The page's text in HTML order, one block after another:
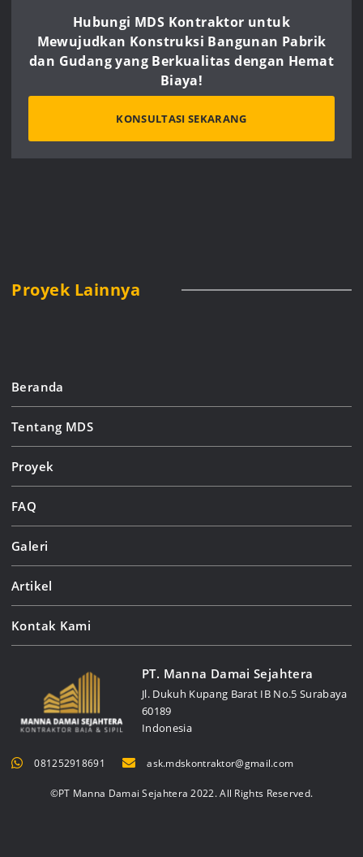
Hubungi MDS Kontraktor untuk
Mewujudkan Konstruksi Bangunan Pabrik
dan Gudang yang Berkualitas dengan Hemat
Biaya!
KONSULTASI SEKARANG
Proyek Lainnya
Beranda
Tentang MDS
Proyek
FAQ
Galeri
Artikel
Kontak Kami
PT. Manna Damai Sejahtera
Jl. Dukuh Kupang Barat IB No.5 Surabaya
60189
Indonesia
081252918691 ask.mdskontraktor@gmail.com
©PT Manna Damai Sejahtera 2022. All Rights Reserved.